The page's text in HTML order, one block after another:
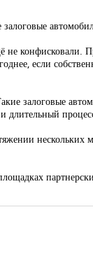
конфисковали.
если
залоговые
длительный